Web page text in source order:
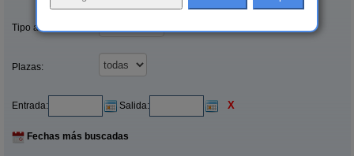
Tipo alquiler:
Plazas:
Entrada: Salida: X
Fechas más buscadas